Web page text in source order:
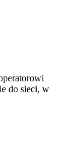
do sieci, w